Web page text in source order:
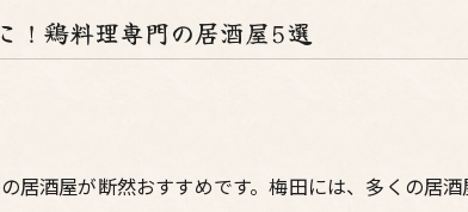
！鶏料理専門の居酒屋5選
居酒屋が断然おすすめです。梅田には、多くの居